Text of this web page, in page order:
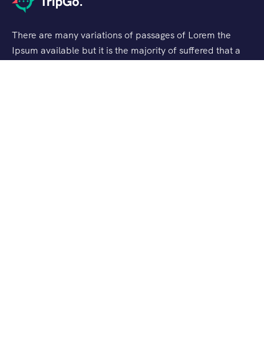
There are many variations of passages of Lorem the
Ipsum available but it is the majority of suffered that a